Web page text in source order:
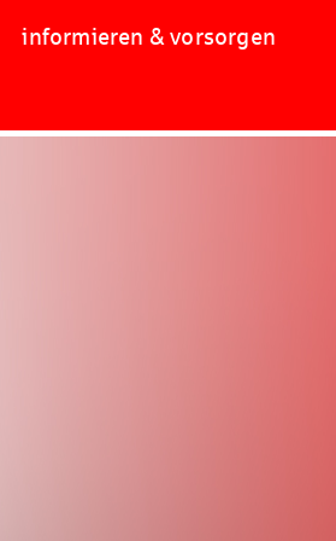
informieren & vorsorgen